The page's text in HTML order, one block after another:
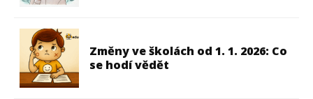
Změny ve školách od 1. 1. 2026: Co
se hodí vědět